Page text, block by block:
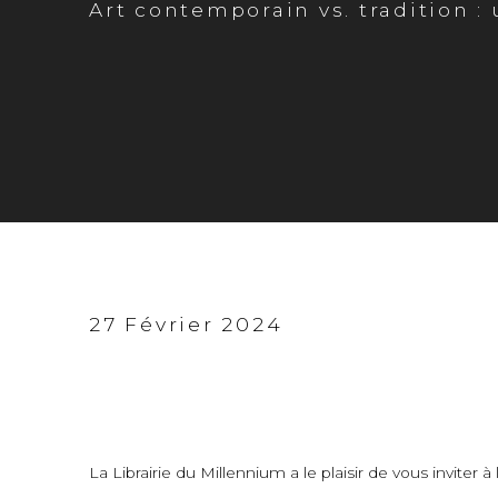
Art contemporain vs. tradition :
Conférence de
27 Février 2024
La Librairie du Millennium a le plaisir de vous inviter